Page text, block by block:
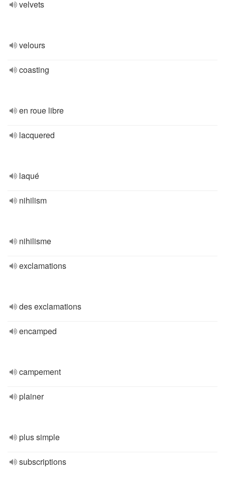
velvets
velours
coasting
en roue libre
lacquered
laqué
nihilism
nihilisme
exclamations
des exclamations
encamped
campement
plainer
plus simple
subscriptions